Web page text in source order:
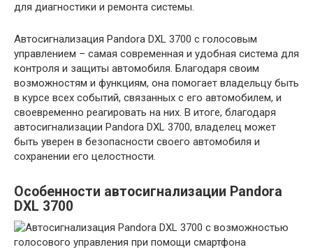
для диагностики и ремонта системы.
Автосигнализация Pandora DXL 3700 с голосовым
управлением – самая современная и удобная система для
контроля и защиты автомобиля. Благодаря своим
возможностям и функциям, она помогает владельцу быть
в курсе всех событий, связанных с его автомобилем, и
своевременно реагировать на них. В итоге, благодаря
автосигнализации Pandora DXL 3700, владелец может
быть уверен в безопасности своего автомобиля и
сохранении его целостности.
Особенности автосигнализации Pandora
DXL 3700